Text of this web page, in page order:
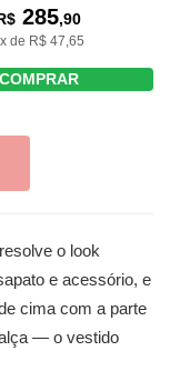
285,90
de R$ 47,65
COMPRAR
o look
e acessório, e
cima com a parte
— o vestido